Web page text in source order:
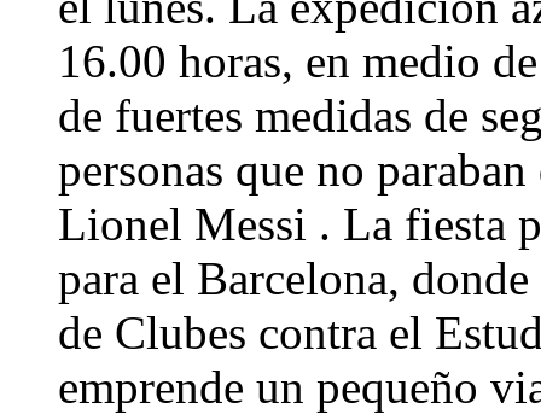
16.00 horas, en medio
de fuertes medidas de
personas que no
Lionel Messi . La fiesta
para el Barcelona,
de Clubes contra el
emprende un pequeño